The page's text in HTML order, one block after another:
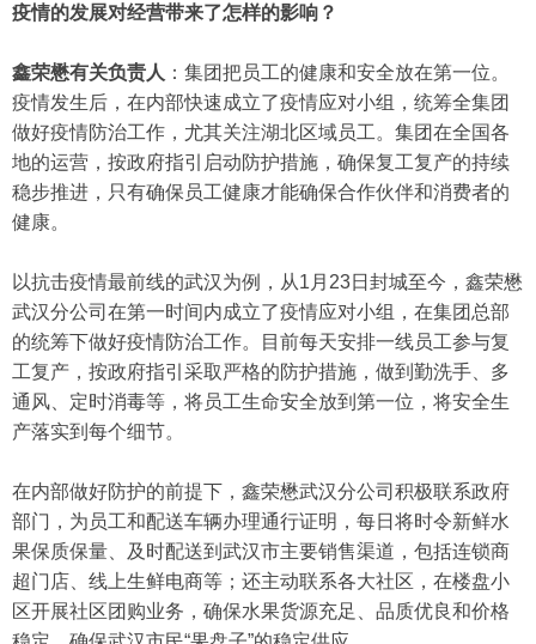
疫情的发展对经营带来了怎样的影响？
鑫荣懋有关负责人 ：集团把员工的健康和安全放在第一位。
疫情发生后，在内部快速成立了疫情应对小组，统筹全集团
做好疫情防治工作，尤其关注湖北区域员工。集团在全国各
地的运营，按政府指引启动防护措施，确保复工复产的持续
稳步推进，只有确保员工健康才能确保合作伙伴和消费者的
健康。
以抗击疫情最前线的武汉为例，从1月23日封城至今，鑫荣懋
武汉分公司在第一时间内成立了疫情应对小组，在集团总部
的统筹下做好疫情防治工作。目前每天安排一线员工参与复
工复产，按政府指引采取严格的防护措施，做到勤洗手、多
通风、定时消毒等，将员工生命安全放到第一位，将安全生
产落实到每个细节。
在内部做好防护的前提下，鑫荣懋武汉分公司积极联系政府
部门，为员工和配送车辆办理通行证明，每日将时令新鲜水
果保质保量、及时配送到武汉市主要销售渠道，包括连锁商
超门店、线上生鲜电商等；还主动联系各大社区，在楼盘小
区开展社区团购业务，确保水果货源充足、品质优良和价格